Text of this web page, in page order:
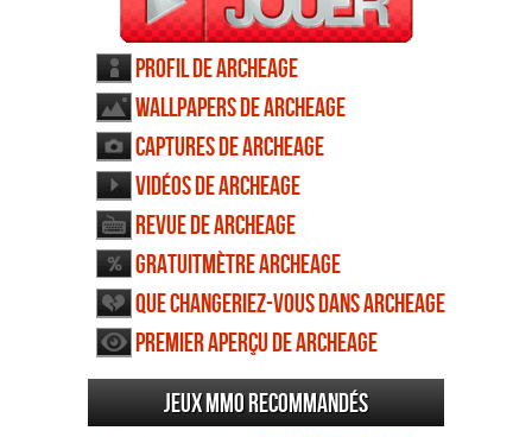
Profil de ArcheAge
Wallpapers de ArcheAge
Captures de ArcheAge
Vidéos de ArcheAge
Revue de ArcheAge
Gratuitmètre ArcheAge
Que changeriez-vous dans ArcheAge
Premier aperçu de ArcheAge
Jeux MMO recommandés